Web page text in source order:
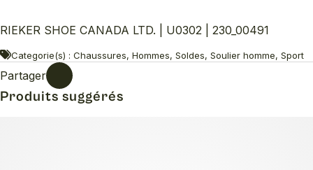
RIEKER SHOE CANADA LTD. | U0302 | 230_00491
Categorie(s) : Chaussures, Hommes, Soldes, Soulier homme, Sport
Partager
Produits suggérés